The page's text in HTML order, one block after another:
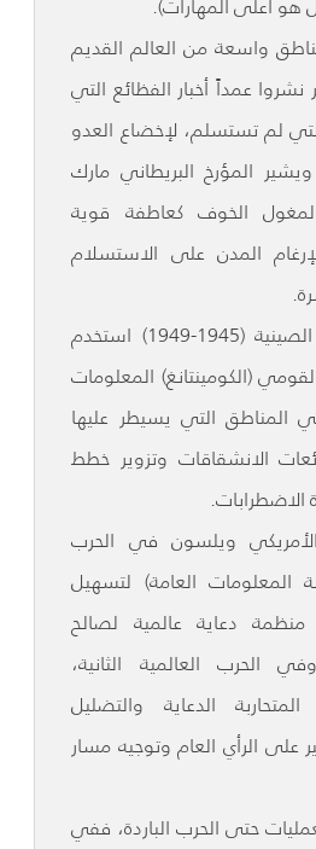
هو أعلى المهارات).
واسعة من العالم القديم
عمداً أخبار الفظائع التي
لم تستسلم، لإخضاع العدو
المؤرخ البريطاني مارك
الخوف كعاطفة قوية
المدن على الاستسلام
وفي الحرب الأهلية الصينية (1945-1949) استخدم
(الكومينتانغ) المعلومات
المناطق التي يسيطر عليها
الانشقاقات وتزوير خطط
الاضطرابات.
ويلسون في الحرب
المعلومات العامة) لتسهيل
دعاية عالمية لصالح
الحرب العالمية الثانية،
الدعاية والتضليل
على الرأي العام وتوجيه مسار
حتى الحرب الباردة، ففي